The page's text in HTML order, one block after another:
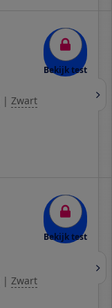
Bekijk test
| Zwart
Bekijk test
| Zwart